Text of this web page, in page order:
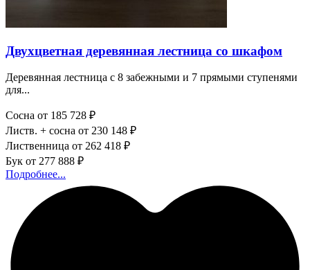
Двухцветная деревянная лестница со шкафом
Деревянная лестница с 8 забежными и 7 прямыми ступенями
для...
Сосна от 185 728 ₽
Листв. + сосна от 230 148 ₽
Лиственница от 262 418 ₽
Бук от 277 888 ₽
Подробнее...